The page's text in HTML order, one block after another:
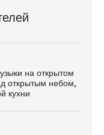
на открытом
открытым небом,
кухни